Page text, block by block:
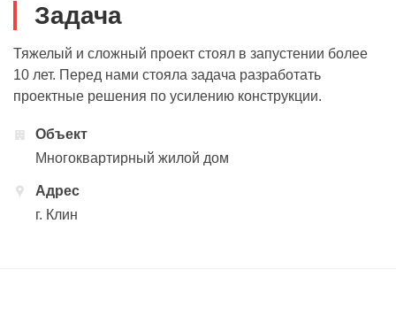
Задача
Тяжелый и сложный проект стоял в запустении более
10 лет. Перед нами стояла задача разработать
проектные решения по усилению конструкции.
Объект
Многоквартирный жилой дом
Адрес
г. Клин